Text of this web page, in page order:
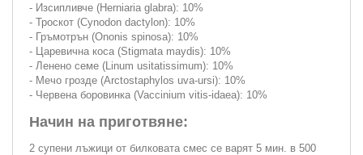
- Изсипливче (Herniaria glabra): 10%
- Троскот (Cynodon dactylon): 10%
- Гръмотрън (Ononis spinosa): 10%
- Царевична коса (Stigmata maydis): 10%
- Ленено семе (Linum usitatissimum): 10%
- Мечо грозде (Arctostaphylos uva-ursi): 10%
- Червена боровинка (Vaccinium vitis-idaea): 10%
Начин на приготвяне:
2 супени лъжици от билковата смес се варят 5 мин. в 500